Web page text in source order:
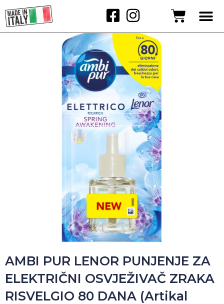
AMBI PUR LENOR PUNJENJE ZA
ELEKTRIČNI OSVJEŽIVAČ ZRAKA
RISVELGIO 80 DANA (Artikal